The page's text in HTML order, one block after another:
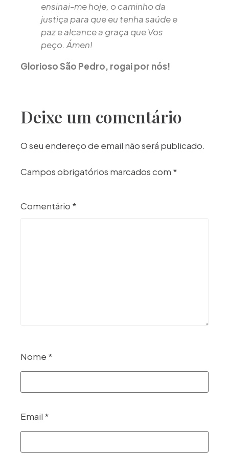
ensinai-me hoje, o caminho da
justiça para que eu tenha saúde e
paz e alcance a graça que Vos
peço. Ámen!
Glorioso São Pedro, rogai por nós!
Deixe um comentário
O seu endereço de email não será publicado.
Campos obrigatórios marcados com *
Comentário *
Nome *
Email *